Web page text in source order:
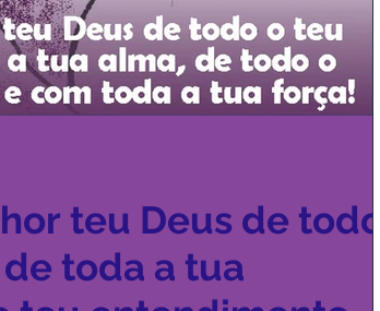
Interno Igreja Eventos
teu Deus de todo
toda a tua